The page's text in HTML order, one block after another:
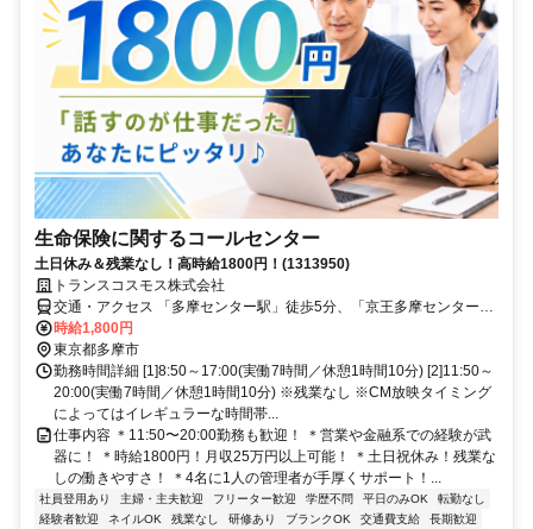
生命保険に関するコールセンター
土日休み＆残業なし！高時給1800円！(1313950)
トランスコスモス株式会社
交通・アクセス 「多摩センター駅」徒歩5分、「京王多摩センター
駅」「小田急多摩センター駅」徒歩7分
時給1,800円
東京都多摩市
勤務時間詳細 [1]8:50～17:00(実働7時間／休憩1時間10分) [2]11:50～
20:00(実働7時間／休憩1時間10分) ※残業なし ※CM放映タイミング
によってはイレギュラーな時間帯...
仕事内容 ＊11:50〜20:00勤務も歓迎！ ＊営業や金融系での経験が武
器に！ ＊時給1800円！月収25万円以上可能！ ＊土日祝休み！残業な
しの働きやすさ！ ＊4名に1人の管理者が手厚くサポート！...
社員登用あり 主婦・主夫歓迎 フリーター歓迎 学歴不問 平日のみOK
転勤なし
経験者歓迎
ネイルOK 残業なし 研修あり ブランクOK 交通費支給
長期歓迎